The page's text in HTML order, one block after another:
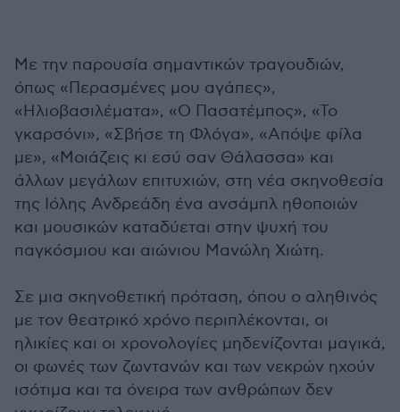
Με την παρουσία σημαντικών τραγουδιών,
όπως «Περασμένες μου αγάπες»,
«Ηλιοβασιλέματα», «Ο Πασατέμπος», «Το
γκαρσόνι», «Σβήσε τη Φλόγα», «Απόψε φίλα
με», «Μοιάζεις κι εσύ σαν Θάλασσα» και
άλλων μεγάλων επιτυχιών, στη νέα σκηνοθεσία
της Ιόλης Ανδρεάδη ένα ανσάμπλ ηθοποιών
και μουσικών καταδύεται στην ψυχή του
παγκόσμιου και αιώνιου Μανώλη Χιώτη.
Σε μια σκηνοθετική πρόταση, όπου ο αληθινός
με τον θεατρικό χρόνο περιπλέκονται, οι
ηλικίες και οι χρονολογίες μηδενίζονται μαγικά,
οι φωνές των ζωντανών και των νεκρών ηχούν
ισότιμα και τα όνειρα των ανθρώπων δεν